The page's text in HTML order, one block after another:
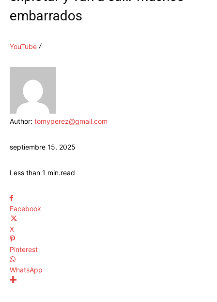
embarrados
YouTube
Author: tomyperez@gmail.com
septiembre 15, 2025
Less than 1 min.read
Facebook
X
Pinterest
WhatsApp